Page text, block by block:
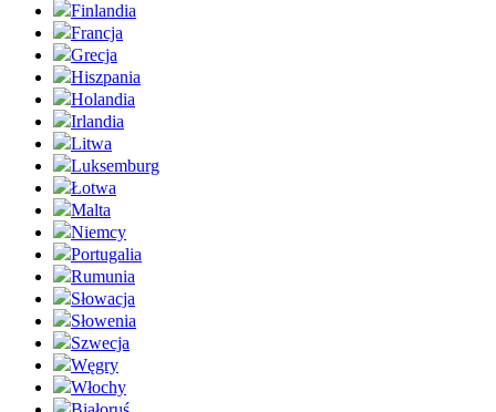
Finlandia
Francja
Grecja
Hiszpania
Holandia
Irlandia
Litwa
Luksemburg
Łotwa
Malta
Niemcy
Portugalia
Rumunia
Słowacja
Słowenia
Szwecja
Węgry
Włochy